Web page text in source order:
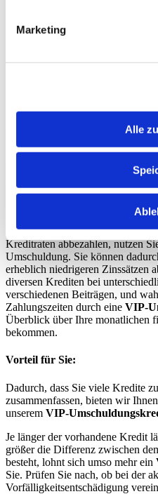
Marketing
Alle
Jetzt ist der richtige
Umschuldung“ zu
In den vergangenen Jahren
Kreditzinsen auch gesenkt
VIP-Umschuldung
Bevor Sie weiter Ihre veralteten
Kreditraten abbezahlen, nutzen
Umschuldung. Sie können
erheblich niedrigeren Zinssätzen
diversen Krediten bei
verschiedenen Beiträgen, und
Zahlungszeiten durch eine VIP-
Überblick über Ihre monatlichen
bekommen.
Vorteil für Sie:
Dadurch, dass Sie viele Kredite
zusammenfassen, bieten wir
unserem VIP-
Je länger der vorhandene Kredit
größer die Differenz zwischen
besteht, lohnt sich umso mehr ein
Sie. Prüfen Sie nach, ob bei der
Vorfälligkeitsentschädigung